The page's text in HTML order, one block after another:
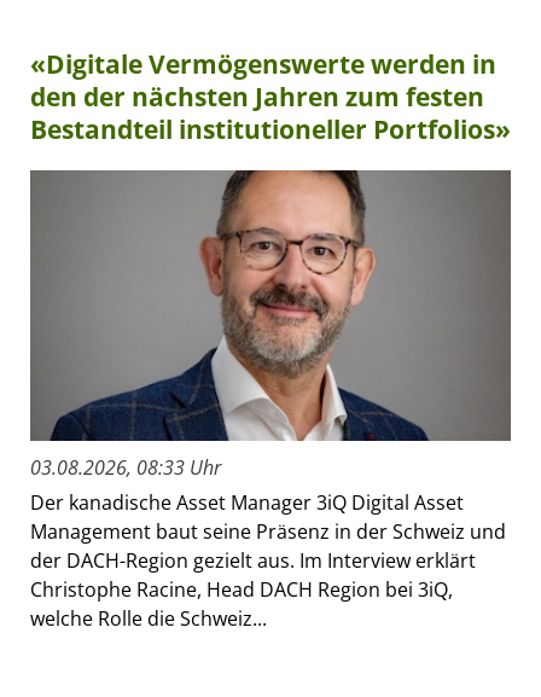
«Digitale Vermögenswerte werden in
den der nächsten Jahren zum festen
Bestandteil institutioneller Portfolios»
03.08.2026, 08:33 Uhr
Der kanadische Asset Manager 3iQ Digital Asset
Management baut seine Präsenz in der Schweiz und
der DACH-Region gezielt aus. Im Interview erklärt
Christophe Racine, Head DACH Region bei 3iQ,
welche Rolle die Schweiz...